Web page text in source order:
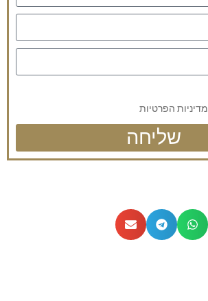
מדיניות הפרטיות
שליחה